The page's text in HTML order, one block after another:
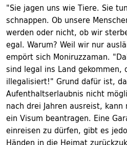
"Sie jagen uns wie Tiere. Sie
schnappen. Ob unsere
werden oder nicht, ob wir
egal. Warum? Weil wir nur
empört sich Moniruzzaman.
sind legal ins Land
illegalisiert!" Grund dafür ist,
Aufenthaltserlaubnis nicht
nach drei Jahren ausreist,
ein Visum beantragen. Eine
einreisen zu dürfen, gibt es